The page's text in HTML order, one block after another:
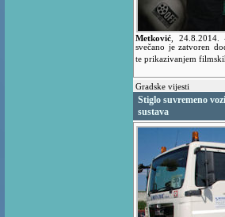
Metković 24.8.2014.
svečano je zatvoren
te prikazivanjem
Gradske vijesti
Stiglo suvremeno
sustava